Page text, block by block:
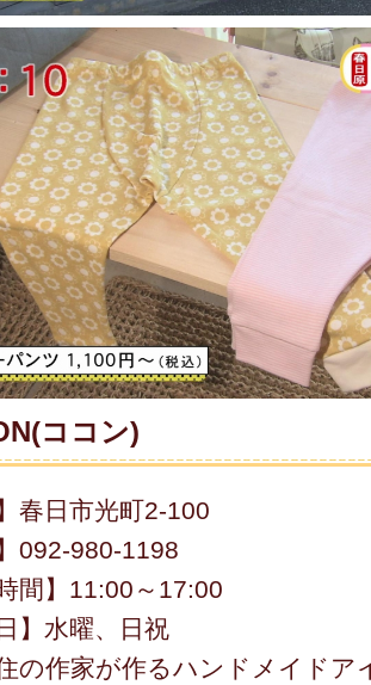
ココン)
春日市光町2-100
092-980-1198
間】11:00～17:00
】水曜、日祝
の作家が作るハンドメイドア